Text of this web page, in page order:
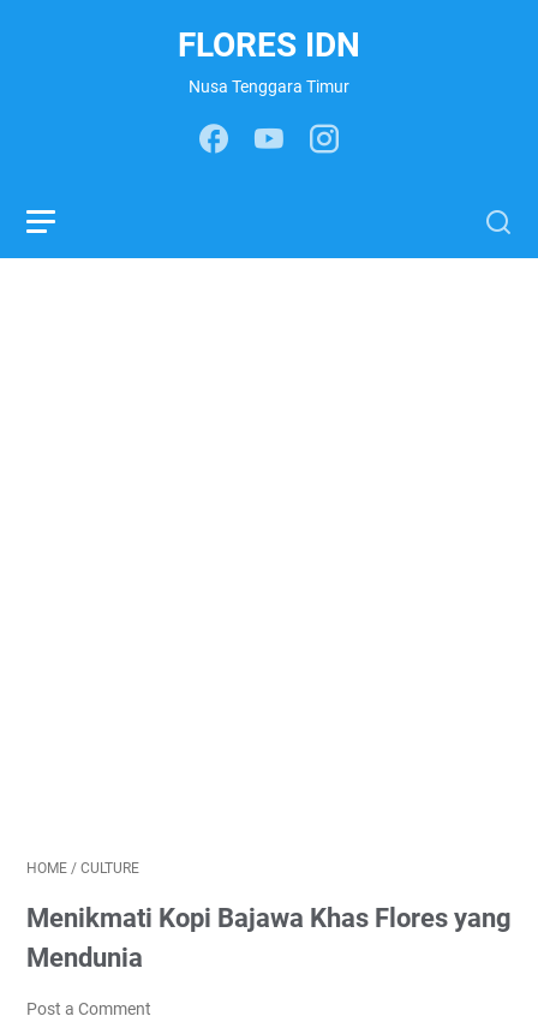
FLORES IDN
Nusa Tenggara Timur
HOME / CULTURE
Menikmati Kopi Bajawa Khas Flores yang
Mendunia
Post a Comment